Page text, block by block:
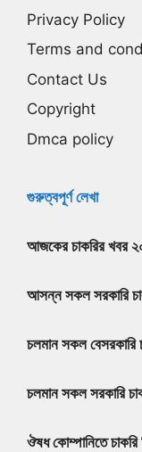
Privacy Policy
Terms and
Contact Us
Copyright
Dmca policy
গুরুত্বপূর্ণ লেখা
আজকের চাকরির খবর
আসন্ন সকল সরকারি
চলমান সকল বেসরকারি
চলমান সকল সরকারি
ঔষধ কোম্পানিতে